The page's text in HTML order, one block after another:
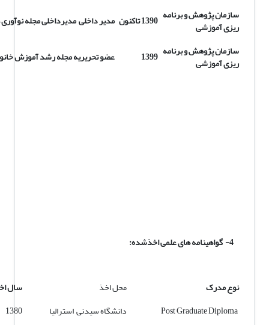
سازمان پژوهش و برنامه
ریزی آموزشی 1390 تاکنون
مدیر داخلی مدیرداخلی مجله
سازمان پژوهش و برنامه
ریزی آموزشی 1399 عضو تحریریه مجله رشد آموزش
نوع مدرک محل اخذ
سال
دانشگاه سیدنی استرالیا
1380